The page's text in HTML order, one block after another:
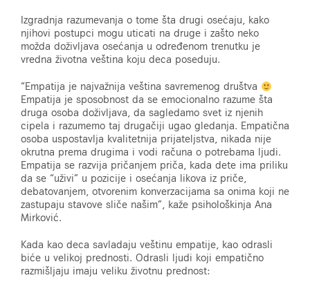
Izgradnja razumevanja o tome šta drugi osećaju, kako
njihovi postupci mogu uticati na druge i zašto neko
možda doživljava osećanja u određenom trenutku je
vredna životna veština koju deca poseduju.
“Empatija je najvažnija veština savremenog društva
Empatija je sposobnost da se emocionalno razume šta
druga osoba doživljava, da sagledamo svet iz njenih
cipela i razumemo taj drugačiji ugao gledanja. Empatična
osoba uspostavlja kvalitetnija prijateljstva, nikada nije
okrutna prema drugima i vodi računa o potrebama ljudi.
Empatija se razvija pričanjem priča, kada dete ima priliku
da se “uživi” u pozicije i osećanja likova iz priče,
debatovanjem, otvorenim konverzacijama sa onima koji ne
zastupaju stavove sliče našim”, kaže psihološkinja Ana
Mirković.
Kada kao deca savladaju veštinu empatije, kao odrasli
biće u velikoj prednosti. Odrasli ljudi koji empatično
razmišljaju imaju veliku životnu prednost: